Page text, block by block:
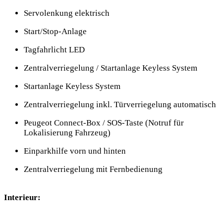
Servolenkung elektrisch
Start/Stop-Anlage
Tagfahrlicht LED
Zentralverriegelung / Startanlage Keyless System
Startanlage Keyless System
Zentralverriegelung inkl. Türverriegelung automatisch
Peugeot Connect-Box / SOS-Taste (Notruf für
Lokalisierung Fahrzeug)
Einparkhilfe vorn und hinten
Zentralverriegelung mit Fernbedienung
Interieur: